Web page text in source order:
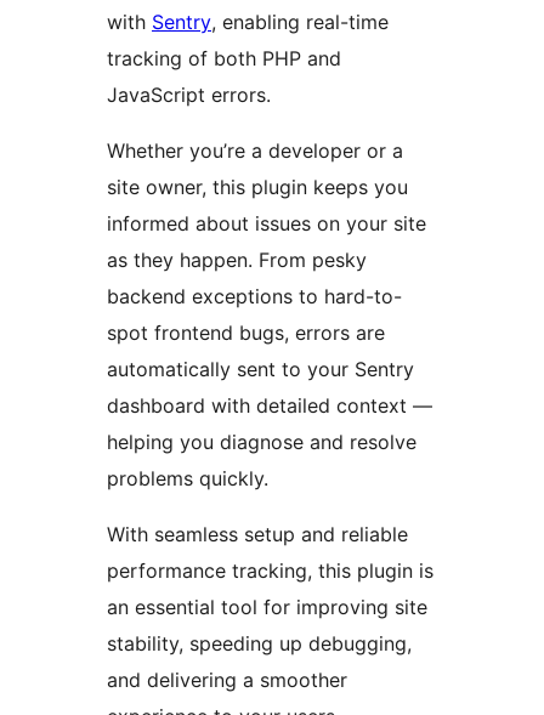
with Sentry, enabling real-time
tracking of both PHP and
JavaScript errors.
Whether you’re a developer or a
site owner, this plugin keeps you
informed about issues on your site
as they happen. From pesky
backend exceptions to hard-to-
spot frontend bugs, errors are
automatically sent to your Sentry
dashboard with detailed context —
helping you diagnose and resolve
problems quickly.
With seamless setup and reliable
performance tracking, this plugin is
an essential tool for improving site
stability, speeding up debugging,
and delivering a smoother